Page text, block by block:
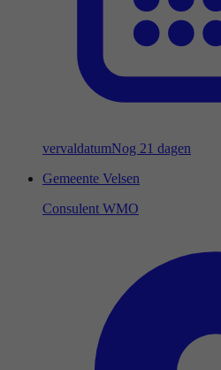
vervaldatumNog 21 dagen
Gemeente Velsen
Consulent WMO